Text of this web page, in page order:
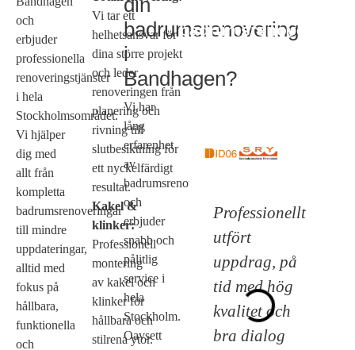
och
erbjuder
professionella
renoveringstjänster
i hela
Stockholmsområdet.
Vi hjälper
dig med
allt från
kompletta
badrumsrenoveringar
till mindre
uppdateringar,
alltid med
fokus på
hållbara,
funktionella
och
Vi tar ett
helhetsansvar för
dina större projekt
och leder
renoveringen från
planering och
rivning till
slutbesiktning för
ett nyckelfärdigt
resultat.
Kakel &
klinker:
Professionell
montering
av kakel och
klinker för
hållbara och
stilrena ytor.
din
badrumsrenovering
i
Bandhagen?
Vi har
lång
erfarenhet
av
badrumsrenoveringar
och
erbjuder
snabb och
pålitlig
service i
hela
Stockholm.
Oavsett
badrumsrenovering
i Bandhagen?
Professionellt
utfört
uppdrag, på
tid med hög
kvalitet och
bra dialog